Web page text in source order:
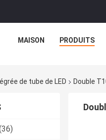
MAISON PRODUITS
de tube de LED Double